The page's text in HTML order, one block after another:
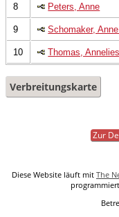
8 Peters, Anne
9 Schomaker,
10 Thomas,
Verbreitungskarte
Zur
Diese Website läuft mit The